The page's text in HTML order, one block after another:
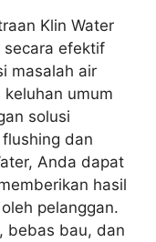
Klin Water
secara efektif
masalah air
umum
solusi
dan
Anda dapat
hasil
pelanggan.
bebas bau, dan